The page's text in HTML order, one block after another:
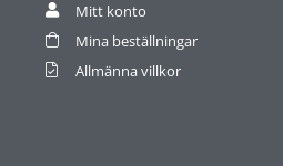
Mitt konto
Mina beställningar
Allmänna villkor